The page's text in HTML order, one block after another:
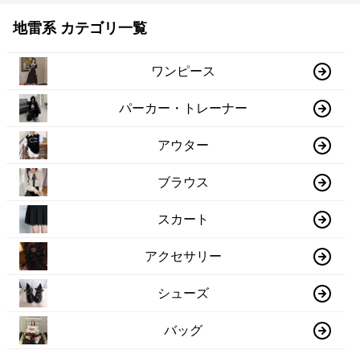
地雷系 カテゴリ一覧
ワンピース
パーカー・トレーナー
アウター
ブラウス
スカート
アクセサリー
シューズ
バッグ